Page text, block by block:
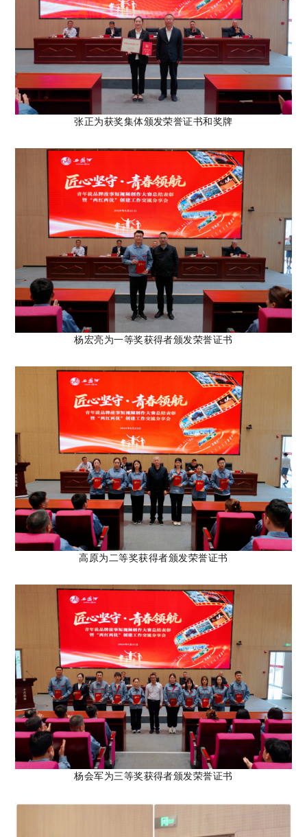
张正为获奖集体颁发荣誉证书和奖牌
杨宏亮为一等奖获得者颁发荣誉证书
高原 为二等奖获得者颁发荣誉证书
杨会军为三等奖获得者颁发荣誉证书